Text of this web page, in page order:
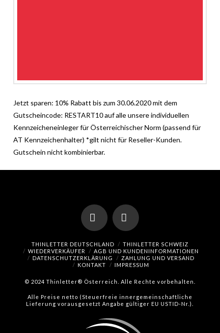
Jetzt sparen: 10% Rabatt bis zum 30.06.2020 mit dem
Gutscheincode: RESTART10 auf alle unsere individuellen
Kennzeicheneinleger für Österreichischer Norm (passend für
AT Kennzeichenhalter) *gilt nicht für Reseller-Kunden.
Gutschein nicht kombinierbar.
FacebookInstagram
THINLETTER DEUTSCHLAND
THINLETTER SCHWEIZ
WIEDERVERKÄUFER
AGB UND KUNDENINFORMATIONEN
DATENSCHUTZERKLÄRUNG
ZAHLUNG UND VERSAND
KONTAKT
IMPRESSUM
© 2024 Thinletter® Österreich. Alle Rechte vorbehalten.
Alle Preise netto (Steuerfreie innergemeinschaftliche
Lieferung vorausgesetzt Angabe gültiger EU USTID-Nr.).